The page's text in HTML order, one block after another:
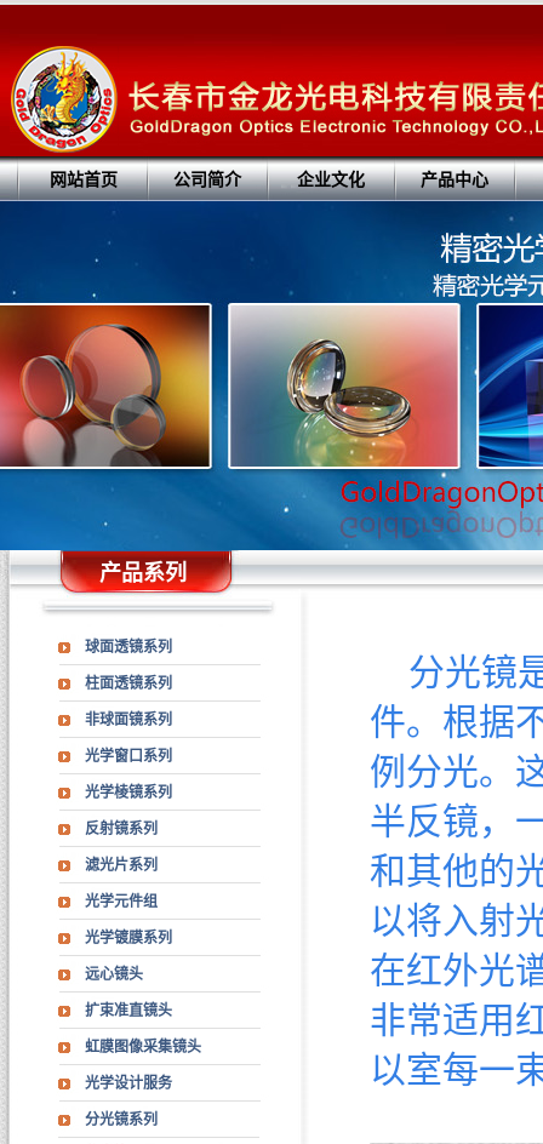
网站首页 公司简介 企业文化 产品中心
产品系列
球面透镜系列
柱面透镜系列
非球面镜系列
光学窗口系列
光学棱镜系列
反射镜系列
滤光片系列
光学元件组
光学镀膜系列
远心镜头
扩束准直镜头
虹膜图像采集镜头
光学设计服务
分光镜系列
分光镜
件。根据
例分光。
半反镜，
和其他的
以将入射
在红外光
非常适用
以室每一